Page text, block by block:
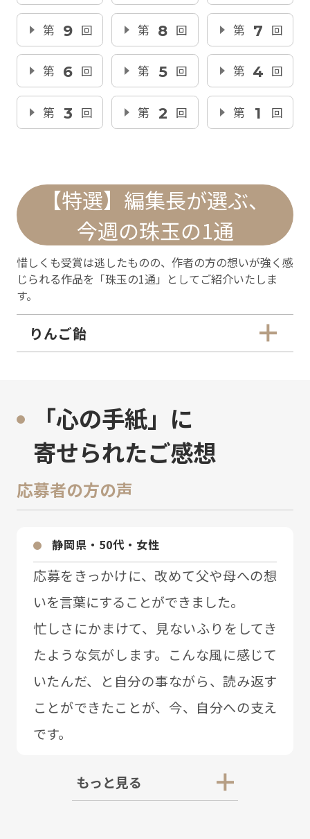
第 9 回 第 8 回 第 7 回
第 6 回 第 5 回 第 4 回
第 3 回 第 2 回 第 1 回
【特選】編集長が選ぶ、
今週の珠玉の1通
惜しくも受賞は逃したものの、作者の方の想いが強く感
じられる作品を「珠玉の1通」としてご紹介いたしま
す。
りんご飴
「心の手紙」に
寄せられたご感想
応募者の方の声
静岡県・50代・⼥性
応募をきっかけに、改めて⽗や⺟への想
いを⾔葉にすることができました。
忙しさにかまけて、⾒ないふりをしてき
たような気がします。こんな⾵に感じて
いたんだ、と⾃分の事ながら、読み返す
ことができたことが、今、⾃分への⽀え
です。
もっと見る